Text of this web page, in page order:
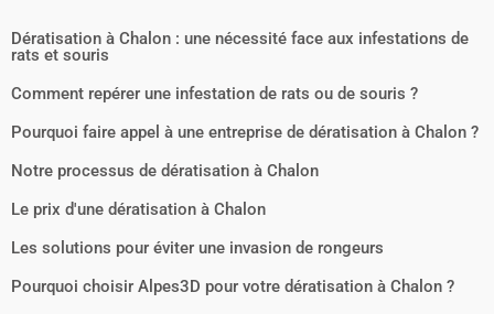
Dératisation à Chalon : une nécessité face aux infestations de
rats et souris
Comment repérer une infestation de rats ou de souris ?
Pourquoi faire appel à une entreprise de dératisation à Chalon ?
Notre processus de dératisation à Chalon
Le prix d'une dératisation à Chalon
Les solutions pour éviter une invasion de rongeurs
Pourquoi choisir Alpes3D pour votre dératisation à Chalon ?